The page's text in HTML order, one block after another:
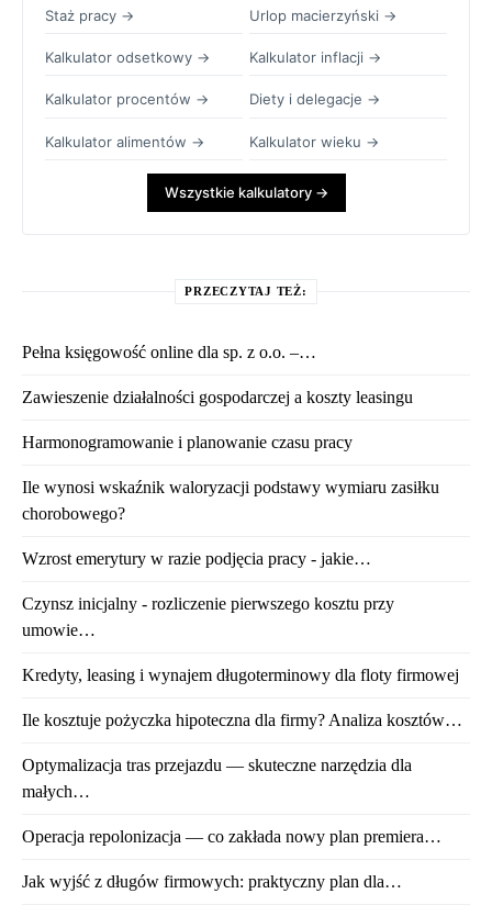
Staż pracy → Urlop macierzyński →
Kalkulator odsetkowy → Kalkulator inflacji →
Kalkulator procentów → Diety i delegacje →
Kalkulator alimentów → Kalkulator wieku →
Wszystkie kalkulatory →
PRZECZYTAJ TEŻ:
Pełna księgowość online dla sp. z o.o. –…
Zawieszenie działalności gospodarczej a koszty leasingu
Harmonogramowanie i planowanie czasu pracy
Ile wynosi wskaźnik waloryzacji podstawy wymiaru zasiłku
chorobowego?
Wzrost emerytury w razie podjęcia pracy - jakie…
Czynsz inicjalny - rozliczenie pierwszego kosztu przy
umowie…
Kredyty, leasing i wynajem długoterminowy dla floty firmowej
Ile kosztuje pożyczka hipoteczna dla firmy? Analiza kosztów…
Optymalizacja tras przejazdu — skuteczne narzędzia dla
małych…
Operacja repolonizacja — co zakłada nowy plan premiera…
Jak wyjść z długów firmowych: praktyczny plan dla…